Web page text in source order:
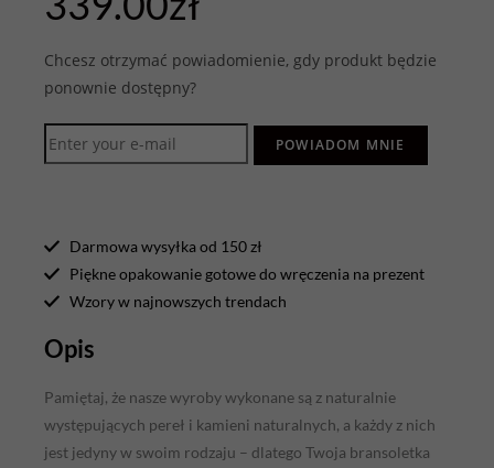
Chcesz otrzymać powiadomienie, gdy produkt będzie
ponownie dostępny?
POWIADOM MNIE
Darmowa wysyłka od 150 zł
Piękne opakowanie gotowe do wręczenia na prezent
Wzory w najnowszych trendach
Opis
Pamiętaj, że nasze wyroby wykonane są z naturalnie
występujących pereł i kamieni naturalnych, a każdy z nich
jest jedyny w swoim rodzaju – dlatego Twoja bransoletka